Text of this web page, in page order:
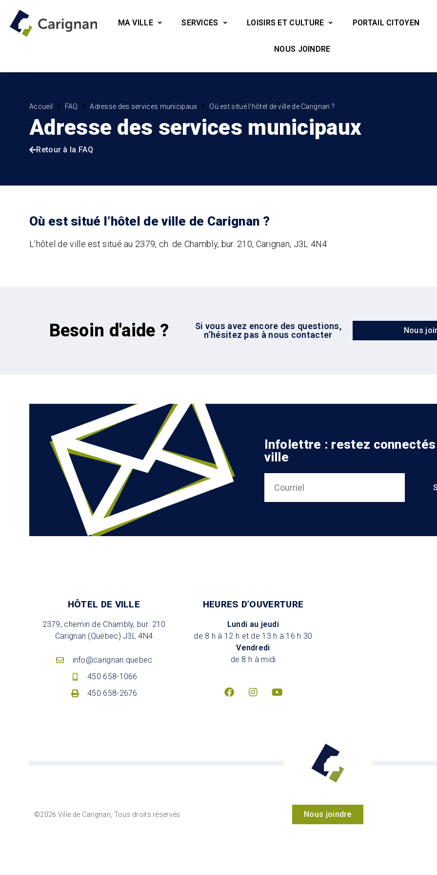
MA VILLE SERVICES LOISIRS ET CULTURE PORTAIL CITOYEN
NOUS JOINDRE
Accueil FAQ Adresse des services municipaux Où est situé l’hôtel de ville de Carignan ?
Adresse des services municipaux
Retour à la FAQ
Où est situé l’hôtel de ville de Carignan ?
L’hôtel de ville est situé au 2379, ch. de Chambly, bur. 210, Carignan, J3L 4N4
Besoin d'aide ?
Si vous avez encore des questions,
n’hésitez pas à nous contacter
Nous
Infolettre : restez
ville
HÔTEL DE VILLE
2379, chemin de Chambly, bur. 210
Carignan (Québec) J3L 4N4
info@carignan.quebec
450 658-1066
450 658-2676
HEURES D’OUVERTURE
Lundi au jeudi
de 8 h à 12 h et de 13 h à 16 h 30
Vendredi
de 8 h à midi
©2026 Ville de Carignan, Tous droits réservés Nous joindre